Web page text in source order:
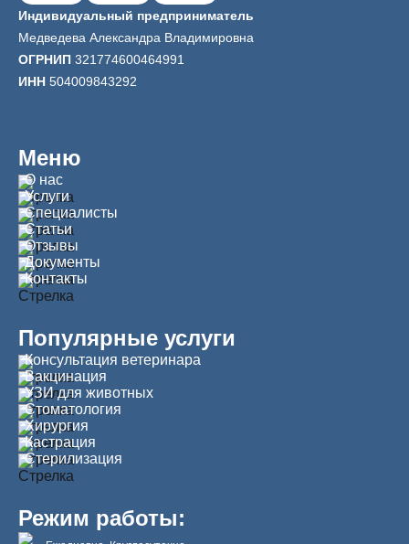
Индивидуальный предприниматель
Медведева Александра Владимировна
ОГРНИП 321774600464991
ИНН 504009843292
Меню
О нас
Услуги
Специалисты
Статьи
Отзывы
Документы
Контакты
Популярные услуги
Консультация ветеринара
Вакцинация
УЗИ для животных
Стоматология
Хирургия
Кастрация
Стерилизация
Режим работы: